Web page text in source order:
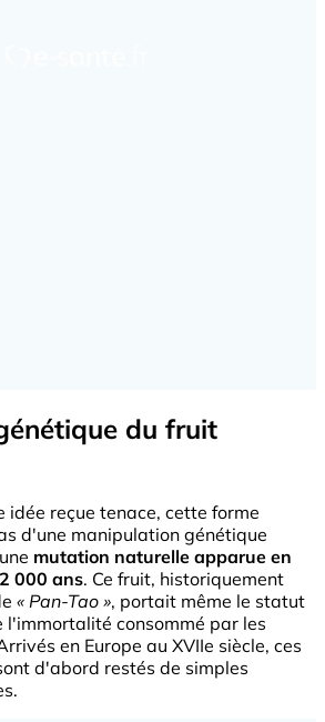
du fruit
idée reçue tenace, cette forme
d'une manipulation génétique
mutation naturelle apparue en
000 ans. Ce fruit, historiquement
« Pan-Tao », portait même le statut
l'immortalité consommé par les
en Europe au XVIIe siècle, ces
d'abord restés de simples